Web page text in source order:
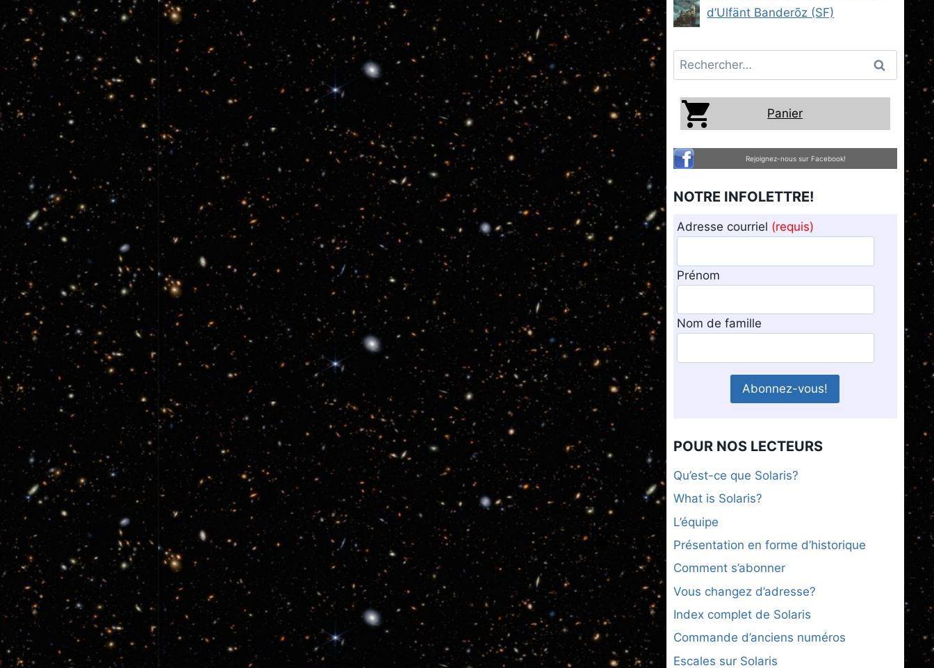
d’Ulfänt Banderõz (SF)
Rechercher :
Panier
Rejoignez-nous sur Facebook!
NOTRE INFOLETTRE!
Adresse courriel (requis)
Prénom
Nom de famille
POUR NOS LECTEURS
Qu’est-ce que Solaris?
What is Solaris?
L’équipe
Présentation en forme d’historique
Comment s’abonner
Vous changez d’adresse?
Index complet de Solaris
Commande d’anciens numéros
Escales sur Solaris